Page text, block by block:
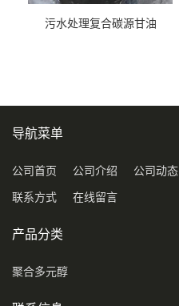
污水处理复合碳源甘油
导航菜单
公司首页 公司介绍 公司动态
联系方式 在线留言
产品分类
聚合多元醇